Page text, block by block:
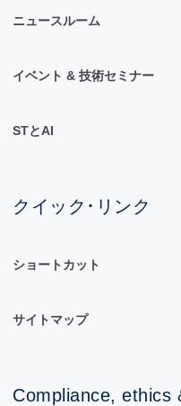
ニュースルーム
イベント & 技術セミナー
STとAI
クイック･リンク
ショートカット
サイトマップ
Compliance, ethics